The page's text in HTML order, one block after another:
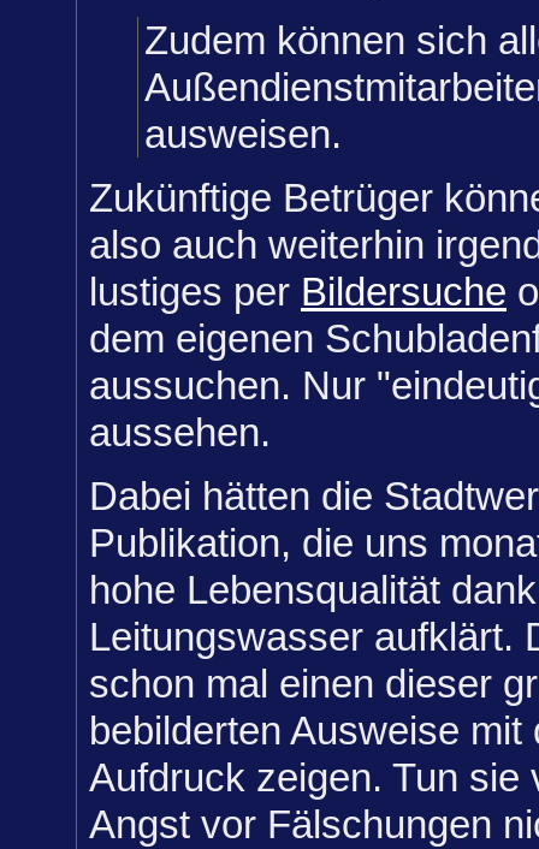
Zudem können sich
ausweisen.
Zukünftige Betrüger
also auch weiterhin
lustiges per Bildersuche
dem eigenen
aussuchen. Nur
aussehen.
Dabei hätten die
Publikation, die uns
hohe Lebensqualität
Leitungswasser aufklärt.
schon mal einen dieser
bebilderten Ausweise
Aufdruck zeigen. Tun sie
Angst vor Fälschungen